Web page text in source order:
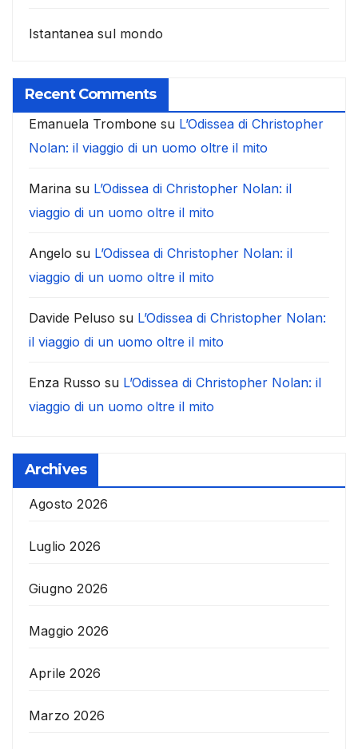
Istantanea sul mondo
Recent Comments
Emanuela Trombone su L’Odissea di Christopher
Nolan: il viaggio di un uomo oltre il mito
Marina su L’Odissea di Christopher Nolan: il
viaggio di un uomo oltre il mito
Angelo su L’Odissea di Christopher Nolan: il
viaggio di un uomo oltre il mito
Davide Peluso su L’Odissea di Christopher Nolan:
il viaggio di un uomo oltre il mito
Enza Russo su L’Odissea di Christopher Nolan: il
viaggio di un uomo oltre il mito
Archives
Agosto 2026
Luglio 2026
Giugno 2026
Maggio 2026
Aprile 2026
Marzo 2026